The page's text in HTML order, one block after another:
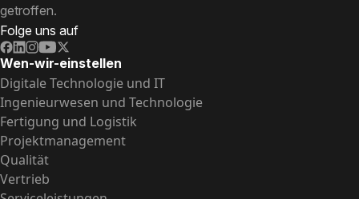
getroffen.
Folge uns auf
Wen-wir-einstellen
Digitale Technologie und IT
Ingenieurwesen und Technologie
Fertigung und Logistik
Projektmanagement
Qualität
Vertrieb